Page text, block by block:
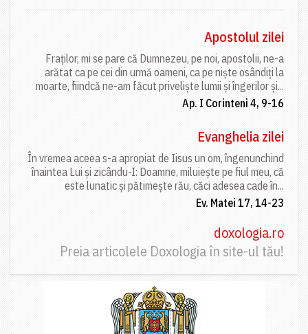
Apostolul zilei
Fraților, mi se pare că Dumnezeu, pe noi, apostolii, ne-a
arătat ca pe cei din urmă oameni, ca pe niște osândiți la
moarte, fiindcă ne-am făcut priveliște lumii și îngerilor și...
Ap. I Corinteni 4, 9-16
Evanghelia zilei
În vremea aceea s-a apropiat de Iisus un om, îngenunchind
înaintea Lui și zicându-I: Doamne, miluiește pe fiul meu, că
este lunatic și pătimește rău, căci adesea cade în...
Ev. Matei 17, 14-23
doxologia.ro
Preia articolele Doxologia în site-ul tău!